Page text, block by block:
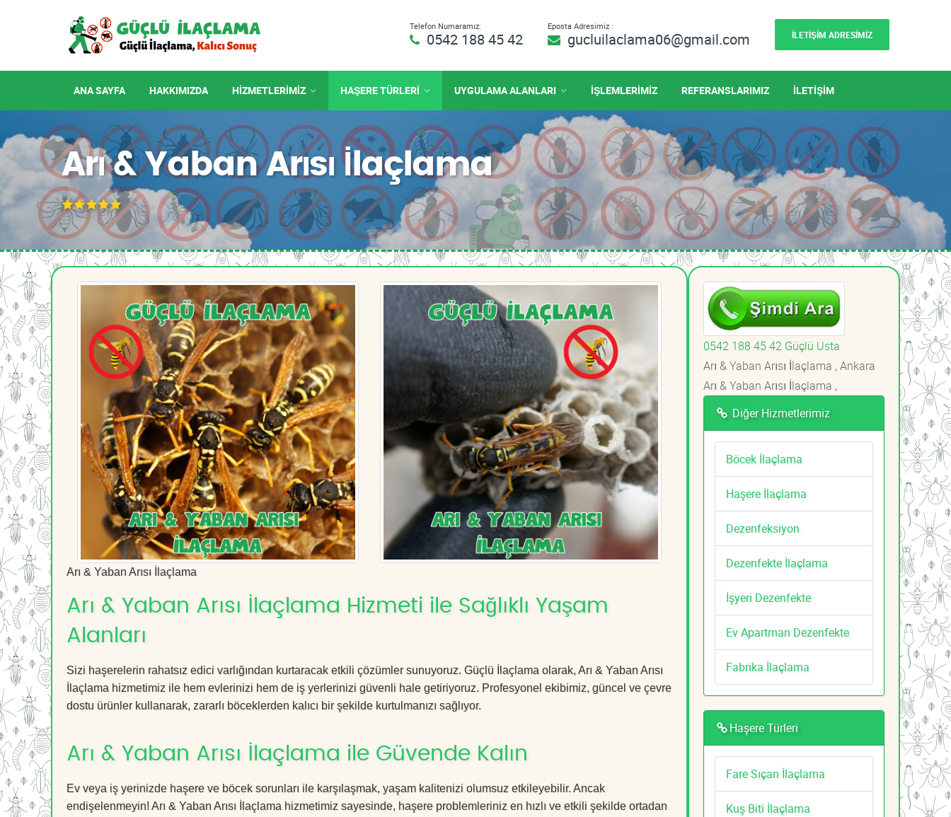
Telefon Numaramız:
0542 188 45 42
Eposta Adresimiz :
gucluilaclama06@gmail.com İLETİŞİM ADRESİMİZ
ANA SAYFA HAKKIMIZDA HIZMETLERIMIZ HAŞERE TÜRLERİ UYGULAMA ALANLARI İŞLEMLERİMİZ REFERANSLARIMIZ İLETİŞİM
Arı & Yaban Arısı İlaçlama
Arı & Yaban Arısı İlaçlama
Arı & Yaban Arısı İlaçlama Hizmeti ile Sağlıklı Yaşam
Alanları
Sizi haşerelerin rahatsız edici varlığından kurtaracak etkili çözümler sunuyoruz. Güçlü İlaçlama olarak, Arı & Yaban Arısı
İlaçlama hizmetimiz ile hem evlerinizi hem de iş yerlerinizi güvenli hale getiriyoruz. Profesyonel ekibimiz, güncel ve çevre
dostu ürünler kullanarak, zararlı böceklerden kalıcı bir şekilde kurtulmanızı sağlıyor.
Arı & Yaban Arısı İlaçlama ile Güvende Kalın
Ev veya iş yerinizde haşere ve böcek sorunları ile karşılaşmak, yaşam kalitenizi olumsuz etkileyebilir. Ancak
endişelenmeyin! Arı & Yaban Arısı İlaçlama hizmetimiz sayesinde, haşere problemleriniz en hızlı ve etkili şekilde ortadan
0542 188 45 42 Güçlü Usta
Arı & Yaban Arısı İlaçlama , Ankara
Arı & Yaban Arısı İlaçlama ,
Diğer Hizmetlerimiz
Böcek İlaçlama
Haşere İlaçlama
Dezenfeksiyon
Dezenfekte İlaçlama
İşyeri Dezenfekte
Ev Apartman Dezenfekte
Fabrika İlaçlama
Haşere Türleri
Fare Sıçan İlaçlama
Kuş Biti İlaçlama